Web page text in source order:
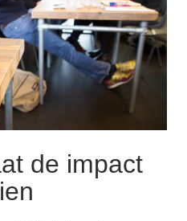
de impact